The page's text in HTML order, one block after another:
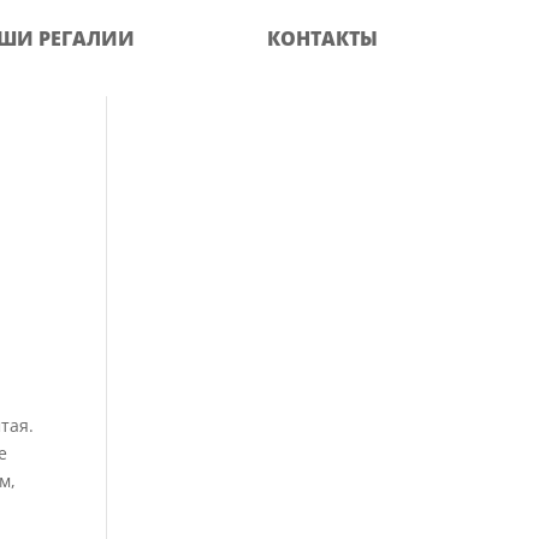
РЕГАЛИИ КОНТАКТЫ